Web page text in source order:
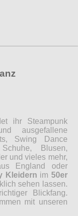
ihr Steampunk
ausgefallene
Swing Dance
Blusen,
und vieles mehr,
England oder
Kleidern im 50er
sehen lassen.
Blickfang.
mit unseren